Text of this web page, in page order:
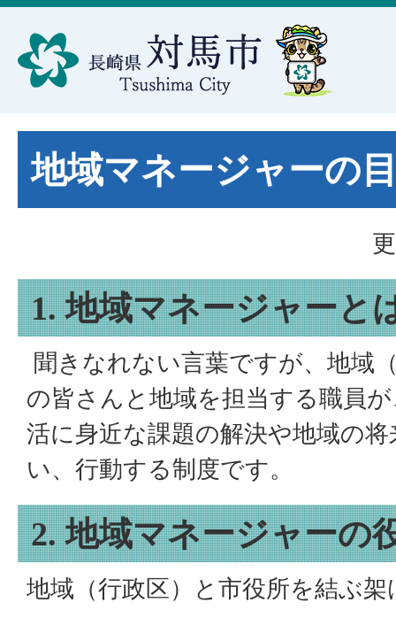
地域マネージャーの
1. 地域マネージャーと
聞きなれない言葉ですが、地域
の皆さんと地域を担当する職員
活に身近な課題の解決や地域の
い、行動する制度です。
2. 地域マネージャーの
地域（行政区）と市役所を結ぶ